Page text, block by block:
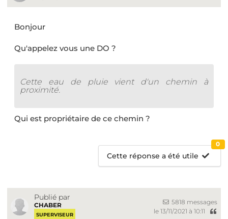
Bonjour
Qu'appelez vous une DO ?
Cette eau de pluie vient d'un chemin à
proximité.
Qui est propriétaire de ce chemin ?
Cette réponse a été utile
0
Publié par
CHABER
SUPERVISEUR
5818 messages
le 13/11/2021 à 10:11